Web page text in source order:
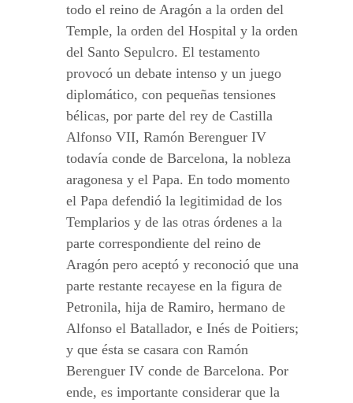
todo el reino de Aragón a la orden del
Temple, la orden del Hospital y la orden
del Santo Sepulcro. El testamento
provocó un debate intenso y un juego
diplomático, con pequeñas tensiones
bélicas, por parte del rey de Castilla
Alfonso VII, Ramón Berenguer IV
todavía conde de Barcelona, la nobleza
aragonesa y el Papa. En todo momento
el Papa defendió la legitimidad de los
Templarios y de las otras órdenes a la
parte correspondiente del reino de
Aragón pero aceptó y reconoció que una
parte restante recayese en la figura de
Petronila, hija de Ramiro, hermano de
Alfonso el Batallador, e Inés de Poitiers;
y que ésta se casara con Ramón
Berenguer IV conde de Barcelona. Por
ende, es importante considerar que la